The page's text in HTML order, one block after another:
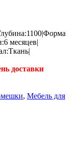
месяцев|
доставки
мешки, Мебель для